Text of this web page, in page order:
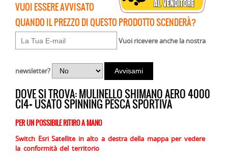
VUOI ESSERE AVVISATO
QUANDO IL PREZZO DI QUESTO PRODOTTO SCENDERÀ?
Vuoi ricevere anche la nostra
newsletter?
DOVE SI TROVA: MULINELLO SHIMANO AERO 4000
CI4+ USATO SPINNING PESCA SPORTIVA
PER UN POSSIBILE RITIRO A MANO
Switch Esri Satellite in alto a destra della mappa per vedere
la conformità del territorio